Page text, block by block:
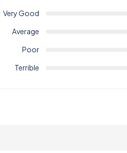
Very Good
Average
Poor
Terrible